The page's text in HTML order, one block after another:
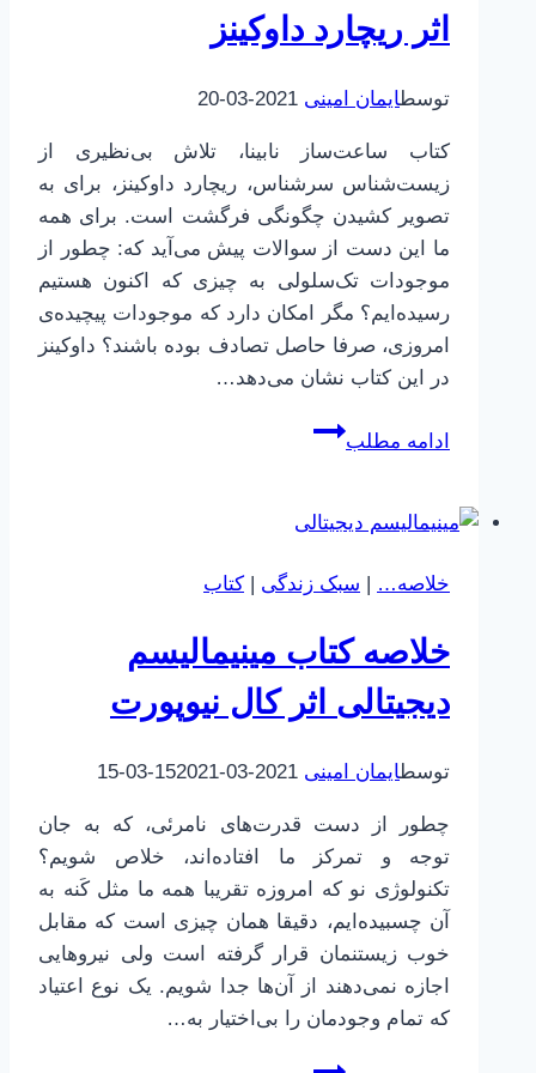
اثر ریچارد داوکینز
توسطایمان امینی 2021-03-20
کتاب ساعت‌ساز نابینا، تلاش بی‌نظیری از
زیست‌شناس سرشناس، ریچارد داوکینز، برای به
تصویر کشیدن چگونگی فرگشت است. برای همه
ما این دست از سوالات پیش می‌آید که: چطور از
موجودات تک‌سلولی به چیزی که اکنون هستیم
رسیده‌ایم؟ مگر امکان دارد که موجودات پیچیده‌ی
امروزی، صرفا حاصل تصادف بوده باشند؟ داوکینز
در این کتاب نشان می‌دهد…
ادامه مطلب
خلاصه
نابینا
ریچارد
خلاصه… | سبک زندگی | کتاب
خلاصه کتاب مینیمالیسم
دیجیتالی اثر کال نیوپورت
توسطایمان امینی 2021-03-15
2021-03-15
چطور از دست قدرت‌های نامرئی، که به جان
توجه و تمرکز ما افتاده‌اند، خلاص شویم؟
تکنولوژی نو که امروزه تقریبا همه ما مثل کَنه به
آن چسبیده‌ایم، دقیقا همان چیزی است که مقابل
خوب زیستنمان قرار گرفته است ولی نیروهایی
اجازه نمی‌دهند از آن‌ها جدا شویم. یک نوع اعتیاد
که تمام وجودمان را بی‌اختیار به…